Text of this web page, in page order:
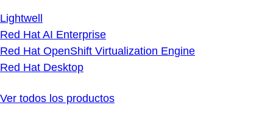
Lightwell
Red Hat AI Enterprise
Red Hat OpenShift Virtualization Engine
Red Hat Desktop
Ver todos los productos